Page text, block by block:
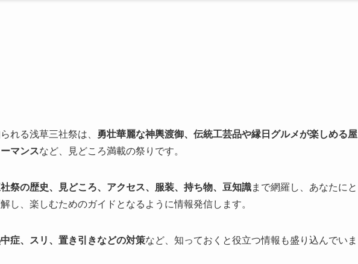
れる浅草三社祭は、
勇壮華麗な神輿渡御、伝統工芸品や縁日グルメが楽しめる屋
マンスなど、見どころ満載の祭りです。
祭の歴史、見どころ、アクセス、服装、持ち物、豆知識まで網羅し、あなたにと
し、楽しむためのガイドとなるように情報発信します。
症、スリ、置き引きなどの対策など、知っておくと役立つ情報も盛り込んでいま